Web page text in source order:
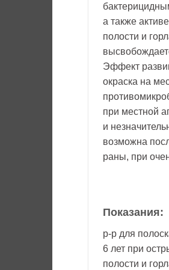
а также
полости и
Эффект
окраска на
при местной
и
возможна
раны, при
Показания:
р-р для
6 лет при
полости и